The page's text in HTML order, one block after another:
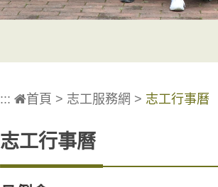
::: 首頁 > 志工服務網 > 志工行事曆
志工行事曆